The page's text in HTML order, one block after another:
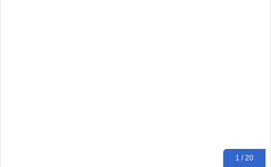
1 / 20